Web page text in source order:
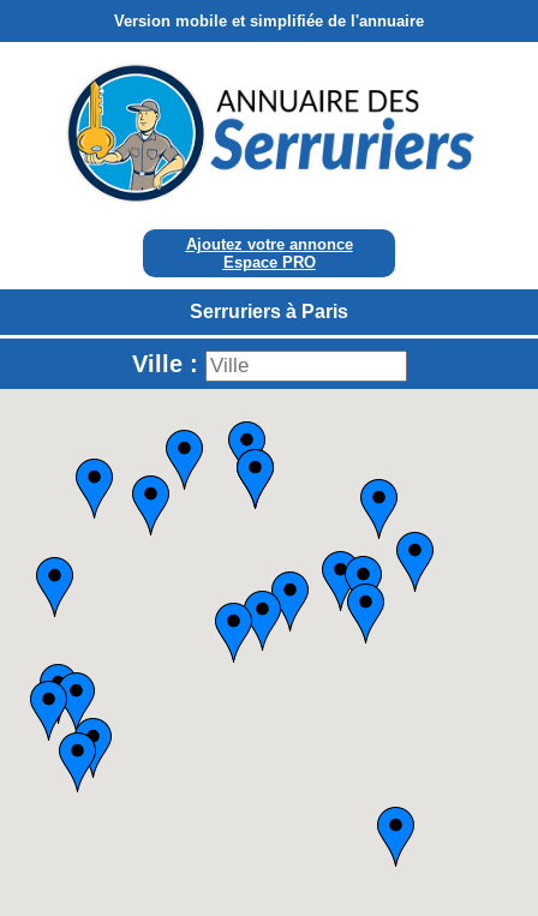
Version mobile et simplifiée de l'annuaire
Ajoutez votre annonce
Espace PRO
Serruriers à Paris
Ville :